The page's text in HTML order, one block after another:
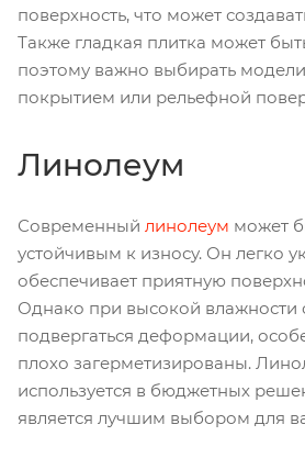
поверхность, что может
Также гладкая плитка может
поэтому важно выбирать
покрытием или рельефной
Линолеум
Современный линолеум может
устойчивым к износу. Он легко
обеспечивает приятную
Однако при высокой влажности
подвергаться деформации,
плохо загерметизированы.
используется в бюджетных
является лучшим выбором для